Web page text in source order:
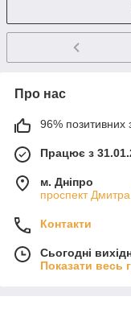
Про нас
96% позитивних
Працює з
м. Дніпро
проспект
Контакти
Сьогодні
Показати весь